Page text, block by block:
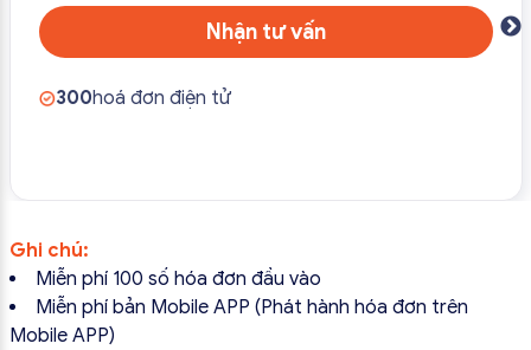
Nhận tư vấn
300hoá đơn điện tử
Ghi chú:
Miễn phí 100 số hóa đơn đầu vào
Miễn phí bản Mobile APP (Phát hành hóa đơn trên
Mobile APP)